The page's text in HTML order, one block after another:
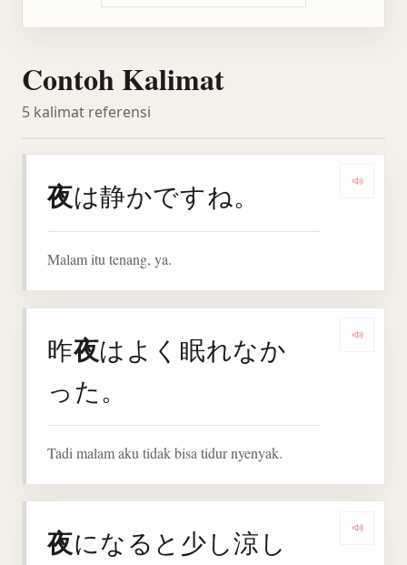
Contoh Kalimat
5 kalimat referensi
夜は静かですね。
Malam itu tenang, ya.
昨夜はよく眠れなか
った。
Tadi malam aku tidak bisa tidur nyenyak.
夜になると少し涼し